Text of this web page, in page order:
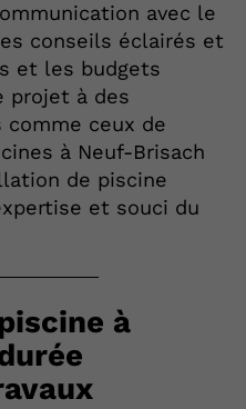
avec le
conseils éclairés et
et les budgets
projet à des
ceux de
à Neuf-Brisach
de piscine
et souci du
à